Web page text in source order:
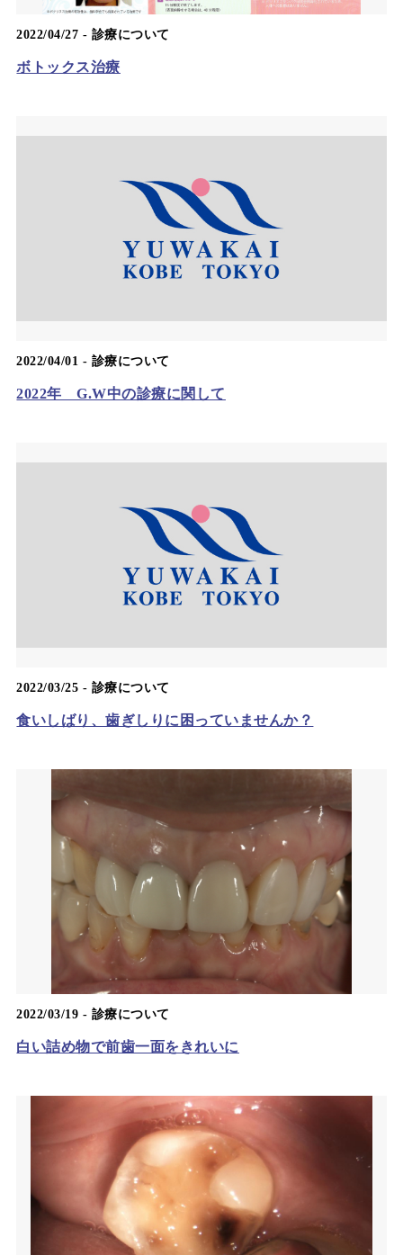
2022/04/27 - 診療について
ボトックス治療
2022/04/01 - 診療について
2022年 G.W中の診療に関して
2022/03/25 - 診療について
食いしばり、歯ぎしりに困っていませんか？
2022/03/19 - 診療について
白い詰め物で前歯一面をきれいに